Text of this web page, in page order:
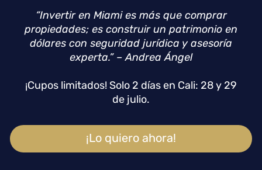
“Invertir en Miami es más que comprar
propiedades; es construir un patrimonio en
dólares con seguridad jurídica y asesoría
experta.” – Andrea Ángel
¡Cupos limitados! Solo 2 días en Cali: 28 y 29
de julio.
¡Lo quiero ahora!